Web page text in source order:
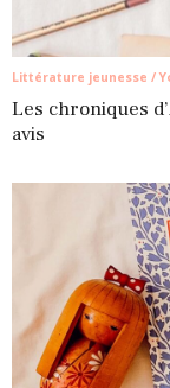
Littérature jeunesse /
Les chroniques
avis